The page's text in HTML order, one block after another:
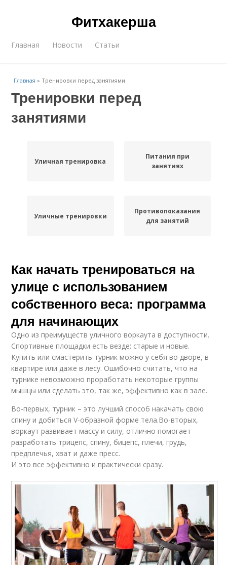
Фитхакерша
Главная Новости Статьи
Главная »Тренировки перед занятиями
Тренировки перед
занятиями
Уличная тренировка
Питания при
занятиях
Уличные тренировки
Противопоказания
для занятий
Как начать тренироваться на
улице с использованием
собственного веса: программа
для начинающих
Одно из преимуществ уличного воркаута в доступности.
Спортивные площадки есть везде: старые и новые.
Купить или смастерить турник можно у себя во дворе, в
квартире или даже в лесу. Ошибочно считать, что на
турнике невозможно проработать некоторые группы
мышцы или сделать это, так же, эффективно как в зале.
Во-первых, турник – это лучший способ накачать свою
спину и добиться V-образной форме тела.Во-вторых,
воркаут развивает массу и силу, отлично помогает
разработать трицепс, спину, бицепс, плечи, грудь,
предплечья, хват и даже пресс.
И это все эффективно и практически сразу.